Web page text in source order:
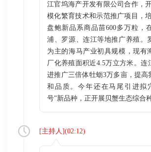
江官坞海产开发有限公司合作，
模化繁育技术和示范推广项目，
盘鲍新品系商品苗600多万粒，
浦、罗源、连江等地推广养殖。
为主的海马产业初具规模，现有
厂化养殖面积近4.5万立方米。连
进推广三倍体牡蛎3万多亩，提高
和品质。今年还在马尾引进拟
号”新品种，正开展贝蟹生态综合
[主持人](02:12)